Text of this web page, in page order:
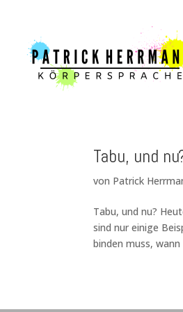
Tabu, und
von Patrick
Tabu, und nu?
sind nur einige
binden muss,